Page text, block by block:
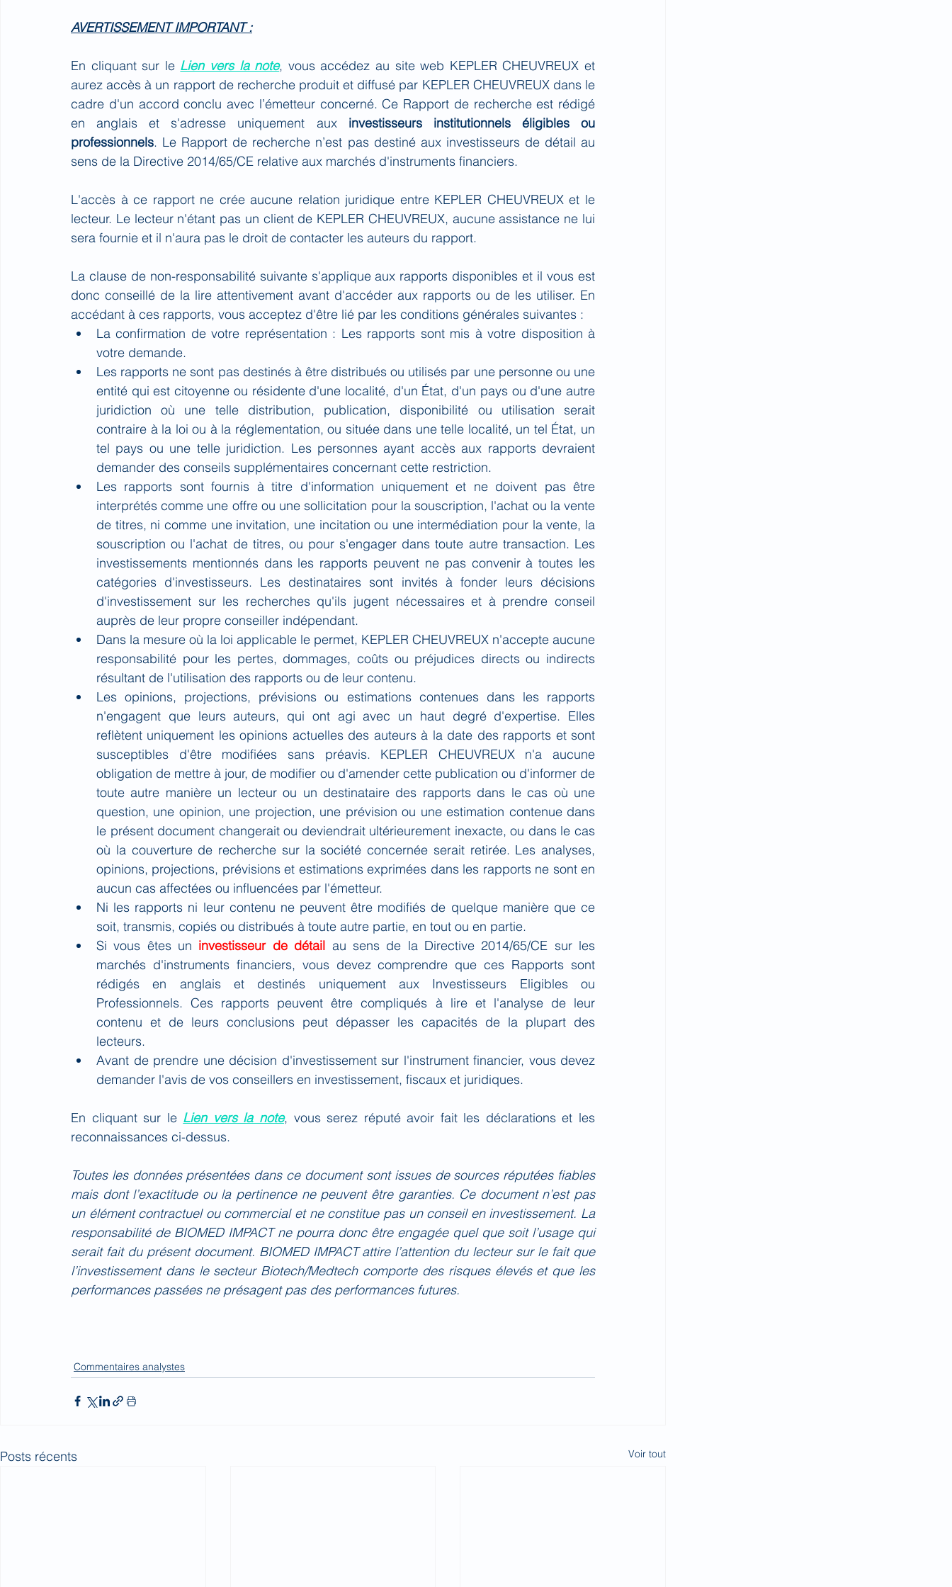
AVERTISSEMENT IMPORTANT :
En cliquant sur le Lien vers la note, vous accédez au site web KEPLER CHEUVREUX et
aurez accès à un rapport de recherche produit et diffusé par KEPLER CHEUVREUX dans le
cadre d'un accord conclu avec l’émetteur concerné. Ce Rapport de recherche est rédigé
en anglais et s'adresse uniquement aux investisseurs institutionnels éligibles ou
professionnels. Le Rapport de recherche n’est pas destiné aux investisseurs de détail au
sens de la Directive 2014/65/CE relative aux marchés d'instruments financiers.
L'accès à ce rapport ne crée aucune relation juridique entre KEPLER CHEUVREUX et le
lecteur. Le lecteur n'étant pas un client de KEPLER CHEUVREUX, aucune assistance ne lui
sera fournie et il n'aura pas le droit de contacter les auteurs du rapport.
La clause de non-responsabilité suivante s'applique aux rapports disponibles et il vous est
donc conseillé de la lire attentivement avant d'accéder aux rapports ou de les utiliser. En
accédant à ces rapports, vous acceptez d'être lié par les conditions générales suivantes :
La confirmation de votre représentation : Les rapports sont mis à votre disposition à
votre demande.
Les rapports ne sont pas destinés à être distribués ou utilisés par une personne ou une
entité qui est citoyenne ou résidente d'une localité, d'un État, d'un pays ou d'une autre
juridiction où une telle distribution, publication, disponibilité ou utilisation serait
contraire à la loi ou à la réglementation, ou située dans une telle localité, un tel État, un
tel pays ou une telle juridiction. Les personnes ayant accès aux rapports devraient
demander des conseils supplémentaires concernant cette restriction.
Les rapports sont fournis à titre d'information uniquement et ne doivent pas être
interprétés comme une offre ou une sollicitation pour la souscription, l'achat ou la vente
de titres, ni comme une invitation, une incitation ou une intermédiation pour la vente, la
souscription ou l'achat de titres, ou pour s'engager dans toute autre transaction. Les
investissements mentionnés dans les rapports peuvent ne pas convenir à toutes les
catégories d'investisseurs. Les destinataires sont invités à fonder leurs décisions
d'investissement sur les recherches qu'ils jugent nécessaires et à prendre conseil
auprès de leur propre conseiller indépendant.
Dans la mesure où la loi applicable le permet, KEPLER CHEUVREUX n'accepte aucune
responsabilité pour les pertes, dommages, coûts ou préjudices directs ou indirects
résultant de l'utilisation des rapports ou de leur contenu.
Les opinions, projections, prévisions ou estimations contenues dans les rapports
n'engagent que leurs auteurs, qui ont agi avec un haut degré d'expertise. Elles
reflètent uniquement les opinions actuelles des auteurs à la date des rapports et sont
susceptibles d'être modifiées sans préavis. KEPLER CHEUVREUX n'a aucune
obligation de mettre à jour, de modifier ou d'amender cette publication ou d'informer de
toute autre manière un lecteur ou un destinataire des rapports dans le cas où une
question, une opinion, une projection, une prévision ou une estimation contenue dans
le présent document changerait ou deviendrait ultérieurement inexacte, ou dans le cas
où la couverture de recherche sur la société concernée serait retirée. Les analyses,
opinions, projections, prévisions et estimations exprimées dans les rapports ne sont en
aucun cas affectées ou influencées par l'émetteur.
Ni les rapports ni leur contenu ne peuvent être modifiés de quelque manière que ce
soit, transmis, copiés ou distribués à toute autre partie, en tout ou en partie.
Si vous êtes un investisseur de détail au sens de la Directive 2014/65/CE sur les
marchés d'instruments financiers, vous devez comprendre que ces Rapports sont
rédigés en anglais et destinés uniquement aux Investisseurs Eligibles ou
Professionnels. Ces rapports peuvent être compliqués à lire et l'analyse de leur
contenu et de leurs conclusions peut dépasser les capacités de la plupart des
lecteurs.
Avant de prendre une décision d'investissement sur l'instrument financier, vous devez
demander l'avis de vos conseillers en investissement, fiscaux et juridiques.
En cliquant sur le Lien vers la note, vous serez réputé avoir fait les déclarations et les
reconnaissances ci-dessus.
Toutes les données présentées dans ce document sont issues de sources réputées fiables
mais dont l’exactitude ou la pertinence ne peuvent être garanties. Ce document n’est pas
un élément contractuel ou commercial et ne constitue pas un conseil en investissement. La
responsabilité de BIOMED IMPACT ne pourra donc être engagée quel que soit l’usage qui
serait fait du présent document. BIOMED IMPACT attire l’attention du lecteur sur le fait que
l’investissement dans le secteur Biotech/Medtech comporte des risques élevés et que les
performances passées ne présagent pas des performances futures.
Commentaires analystes
Posts récents Voir tout